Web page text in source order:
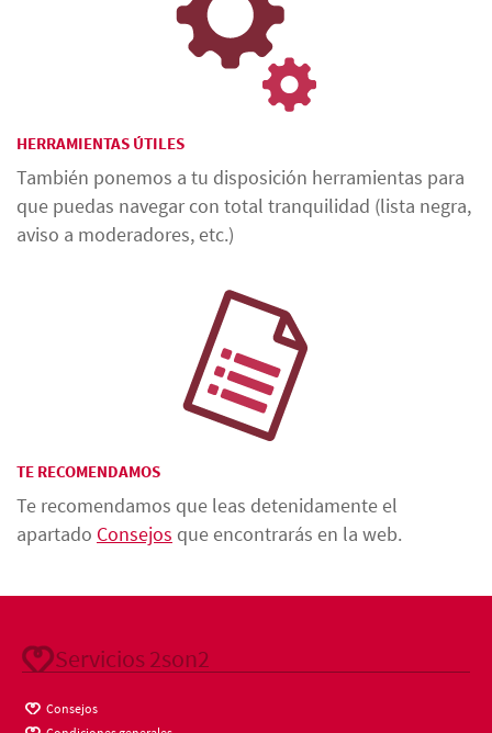
HERRAMIENTAS ÚTILES
También ponemos a tu disposición herramientas para
que puedas navegar con total tranquilidad (lista negra,
aviso a moderadores, etc.)
TE RECOMENDAMOS
Te recomendamos que leas detenidamente el
apartado Consejos que encontrarás en la web.
Servicios 2son2
Consejos